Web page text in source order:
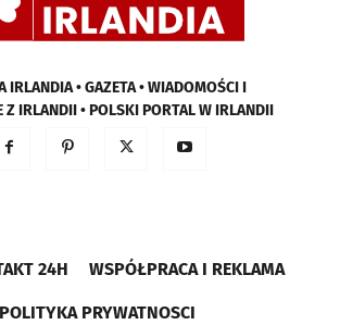
IRLANDIA • GAZETA • WIADOMOŚCI I
Z IRLANDII • POLSKI PORTAL W IRLANDII
24H WSPÓŁPRACA I REKLAMA
POLITYKA PRYWATNOSCI